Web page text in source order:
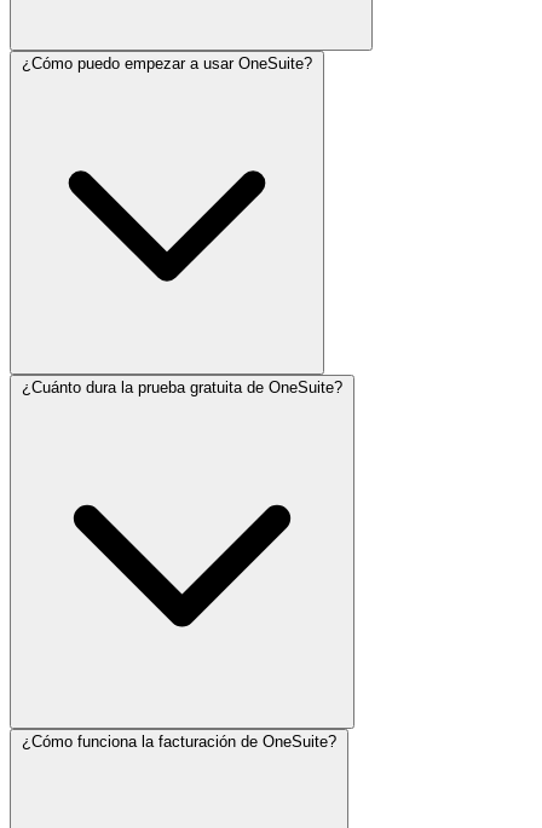
¿Cómo puedo empezar a usar OneSuite?
¿Cuánto dura la prueba gratuita de OneSuite?
¿Cómo funciona la facturación de OneSuite?